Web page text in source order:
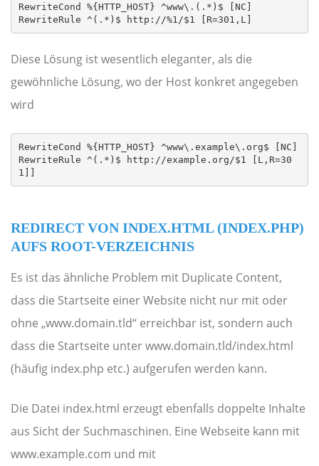
RewriteCond %{HTTP_HOST} ^www\.(.*)$ [NC]
RewriteRule ^(.*)$ http://%1/$1 [R=301,L]
Diese Lösung ist wesentlich eleganter, als die
gewöhnliche Lösung, wo der Host konkret angegeben
wird
RewriteCond %{HTTP_HOST} ^www\.example\.org$ [NC]
RewriteRule ^(.*)$ http://example.org/$1 [L,R=30
1]]
REDIRECT VON INDEX.HTML (INDEX.PHP)
AUFS ROOT-VERZEICHNIS
Es ist das ähnliche Problem mit Duplicate Content,
dass die Startseite einer Website nicht nur mit oder
ohne „www.domain.tld“ erreichbar ist, sondern auch
dass die Startseite unter www.domain.tld/index.html
(häufig index.php etc.) aufgerufen werden kann.
Die Datei index.html erzeugt ebenfalls doppelte Inhalte
aus Sicht der Suchmaschinen. Eine Webseite kann mit
www.example.com und mit